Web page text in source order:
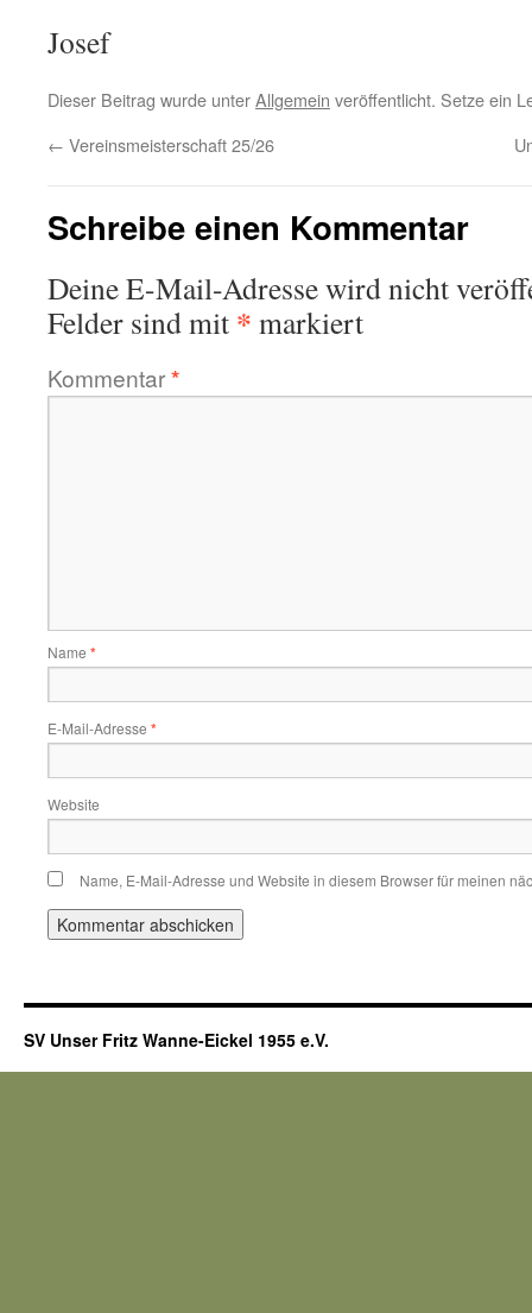
Josef
Dieser Beitrag wurde unterAllgemein veröffentlicht. Setze ein
← Vereinsmeisterschaft 25/26
Schreibe einen Kommentar
Deine E-Mail-Adresse wird nicht
Felder sind mit * markiert
Kommentar*
Name *
E-Mail-Adresse *
Website
Name, E-Mail-Adresse und Website in diesem Browser für meinen
SV Unser Fritz Wanne-Eickel 1955 e.V.